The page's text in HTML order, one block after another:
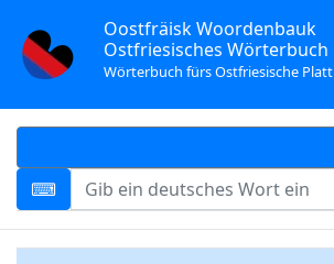
Oostfräisk Woordenbauk
Ostfriesisches Wörterbuch
Wörterbuch fürs Ostfriesische Platt